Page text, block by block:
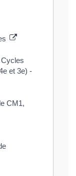
et 3e) -
CM1,